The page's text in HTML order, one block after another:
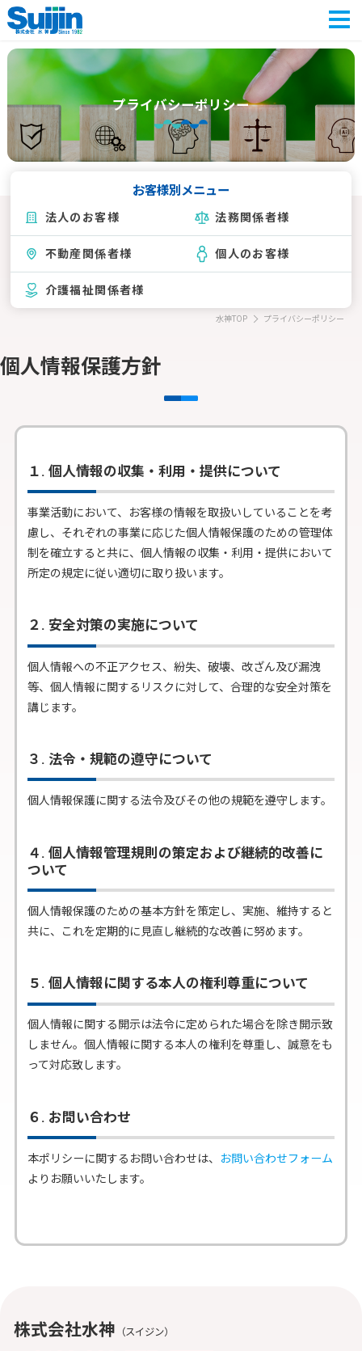
会社紹介
業務内容
お客様別
よくあるご質問
トピックス
プライバシーポリシー
お客様別メニュー
法人のお客様 法務関係者様
不動産関係者様 個人のお客様
介護福祉関係者様
水神TOP プライバシーポリシー
個人情報保護方針
１. 個人情報の収集・利用・提供について
事業活動において、お客様の情報を取扱いしていることを考
慮し、それぞれの事業に応じた個人情報保護のための管理体
制を確立すると共に、個人情報の収集・利用・提供において
所定の規定に従い適切に取り扱います。
２. 安全対策の実施について
個人情報への不正アクセス、紛失、破壊、改ざん及び漏洩
等、個人情報に関するリスクに対して、合理的な安全対策を
講じます。
３. 法令・規範の遵守について
個人情報保護に関する法令及びその他の規範を遵守します。
４. 個人情報管理規則の策定および継続的改善に
ついて
個人情報保護のための基本方針を策定し、実施、維持すると
共に、これを定期的に見直し継続的な改善に努めます。
５. 個人情報に関する本人の権利尊重について
個人情報に関する開示は法令に定められた場合を除き開示致
しません。個人情報に関する本人の権利を尊重し、誠意をも
って対応致します。
６. お問い合わせ
本ポリシーに関するお問い合わせは、
お問い合わせフォーム
よりお願いいたします。
株式会社水神 （スイジン）